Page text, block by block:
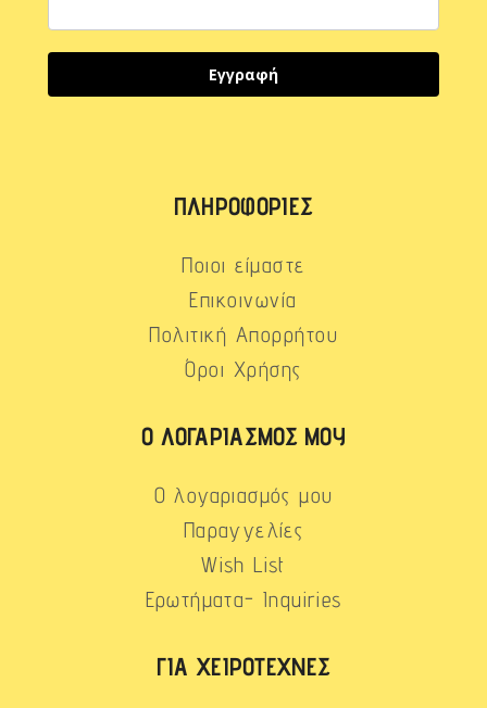
Εγγραφή
ΠΛΗΡΟΦΟΡΊΕΣ
Ποιοι είμαστε
Επικοινωνία
Πολιτική Απορρήτου
Όροι Χρήσης
Ο ΛΟΓΑΡΙΑΣΜΌΣ ΜΟΥ
Ο λογαριασμός μου
Παραγγελίες
Wish List
Ερωτήματα- Inquiries
ΓΙΑ ΧΕΙΡΟΤΈΧΝΕΣ